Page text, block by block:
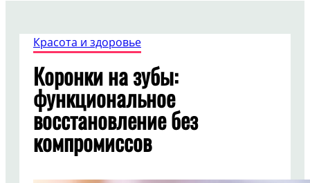
Красота и здоровье
Коронки на зубы:
функциональное
восстановление без
компромиссов